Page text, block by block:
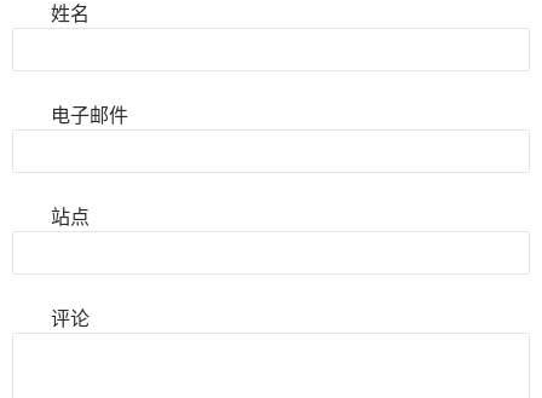
姓名
电子邮件
站点
评论